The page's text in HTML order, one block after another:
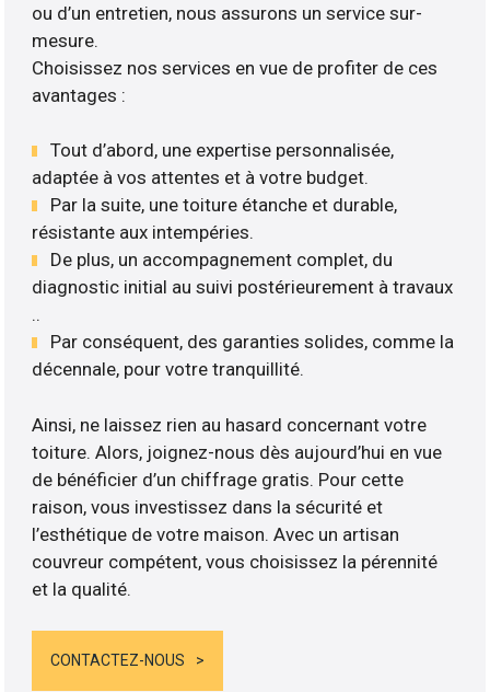
ou d’un entretien, nous assurons un service sur-
mesure.
Choisissez nos services en vue de profiter de ces
avantages :
Tout d’abord, une expertise personnalisée,
adaptée à vos attentes et à votre budget.
Par la suite, une toiture étanche et durable,
résistante aux intempéries.
De plus, un accompagnement complet, du
diagnostic initial au suivi postérieurement à travaux
..
Par conséquent, des garanties solides, comme la
décennale, pour votre tranquillité.
Ainsi, ne laissez rien au hasard concernant votre
toiture. Alors, joignez-nous dès aujourd’hui en vue
de bénéficier d’un chiffrage gratis. Pour cette
raison, vous investissez dans la sécurité et
l’esthétique de votre maison. Avec un artisan
couvreur compétent, vous choisissez la pérennité
et la qualité.
CONTACTEZ-NOUS